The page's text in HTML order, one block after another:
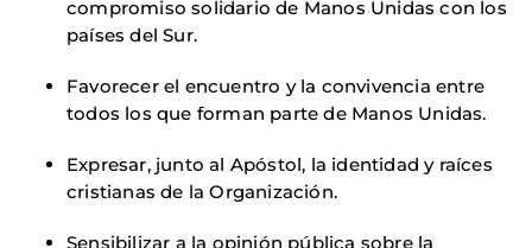
compromiso solidario de Manos Unidas con los
países del Sur.
Favorecer el encuentro y la convivencia entre
todos los que forman parte de Manos Unidas.
Expresar, junto al Apóstol, la identidad y raíces
cristianas de la Organización.
Sensibilizar a la opinión pública sobre la